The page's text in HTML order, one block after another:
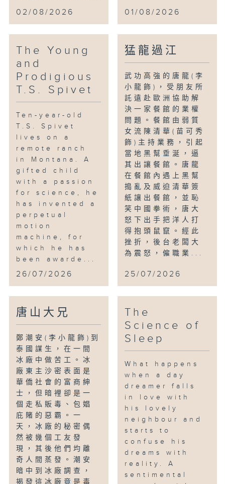
02/08/2026 01/08/2026
The Young
and
Prodigious
T.S. Spivet
Ten-year-old
T.S. Spivet
lives on a
remote ranch
in Montana. A
gifted child
with a passion
for science, he
has invented a
perpetual
motion
machine, for
which he has
been awarde...
26/07/2026
猛龍過江
武功高強的唐龍(李
小龍飾)，受朋友所
託遠赴歐洲協助解
決一家餐館的業權
問題。餐館由弱質
女流陳清華(苗可秀
飾)主持業務，引起
當地黑幫垂涎，逼
其出讓餐館。唐龍
在餐館內遇上黑幫
搗亂及威迫清華簽
紙讓出餐館，並恥
笑中國拳術，唐大
怒下出手把洋人打
得抱頭鼠竄。經此
挫折，後台老闆大
為震怒，僱職業...
25/07/2026
唐山大兄
鄭潮安(李小龍飾)到
泰國謀生，在一間
冰廠中做苦工。冰
廠東主沙密表面是
華僑社會的富商紳
士，但暗裡卻是一
個走私販毒、包娼
庇賭的惡霸。一
天，冰廠的秘密偶
然被幾個工友發
現，其後他們均離
奇人間蒸發。潮安
暗中到冰廠調查，
揭發這冰廠竟是毒
The
Science of
Sleep
What happens
when a day
dreamer falls
in love with
his lovely
neighbour and
starts to
confuse his
dreams with
reality. A
sentimental